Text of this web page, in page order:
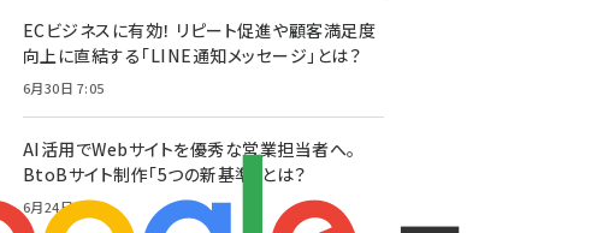
ECビジネスに有効！ リピート促進や顧客満足度
向上に直結する「LINE通知メッセージ」とは？
6月30日 7:05
AI活用でWebサイトを優秀な営業担当者へ。
BtoBサイト制作「5つの新基準」とは？
6月24日 7:05